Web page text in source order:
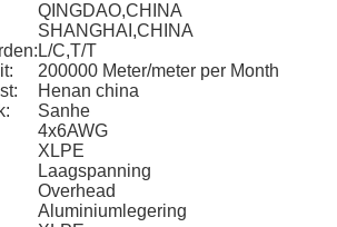
QINGDAO,CHINA
SHANGHAI,CHINA
L/C,T/T
200000 Meter/meter per Month
Henan china
Sanhe
4x6AWG
XLPE
Laagspanning
Overhead
Aluminiumlegering